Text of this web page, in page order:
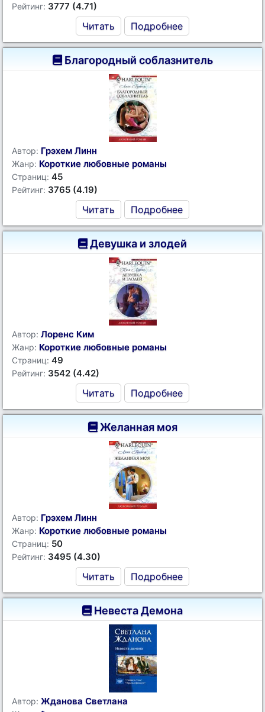
Рейтинг: 3777 (4.71)
Читать Подробнее
Благородный соблазнитель
Автор: Грэхем Линн
Жанр: Короткие любовные романы
Страниц: 45
Рейтинг: 3765 (4.19)
Читать Подробнее
Девушка и злодей
Автор: Лоренс Ким
Жанр: Короткие любовные романы
Страниц: 49
Рейтинг: 3542 (4.42)
Читать Подробнее
Желанная моя
Автор: Грэхем Линн
Жанр: Короткие любовные романы
Страниц: 50
Рейтинг: 3495 (4.30)
Читать Подробнее
Невеста Демона
Автор: Жданова Светлана